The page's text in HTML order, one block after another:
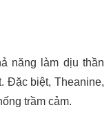
năng làm dịu thần
Đặc biệt, Theanine,
trầm cảm.